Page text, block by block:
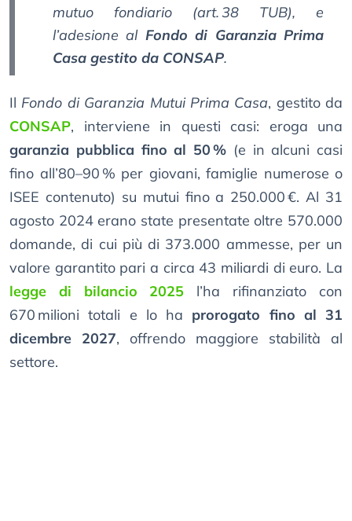
mutuo fondiario (art. 38 TUB), e
l’adesione al Fondo di Garanzia Prima
Casa gestito da CONSAP.
Il Fondo di Garanzia Mutui Prima Casa, gestito da
CONSAP, interviene in questi casi: eroga una
garanzia pubblica fino al 50 % (e in alcuni casi
fino all’80–90 % per giovani, famiglie numerose o
ISEE contenuto) su mutui fino a 250.000 €. Al 31
agosto 2024 erano state presentate oltre 570.000
domande, di cui più di 373.000 ammesse, per un
valore garantito pari a circa 43 miliardi di euro. La
legge di bilancio 2025 l’ha rifinanziato con
670 milioni totali e lo ha prorogato fino al 31
dicembre 2027, offrendo maggiore stabilità al
settore.